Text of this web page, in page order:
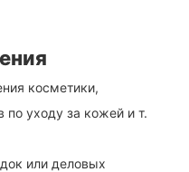
косметики,
по уходу за кожей и т.
или деловых